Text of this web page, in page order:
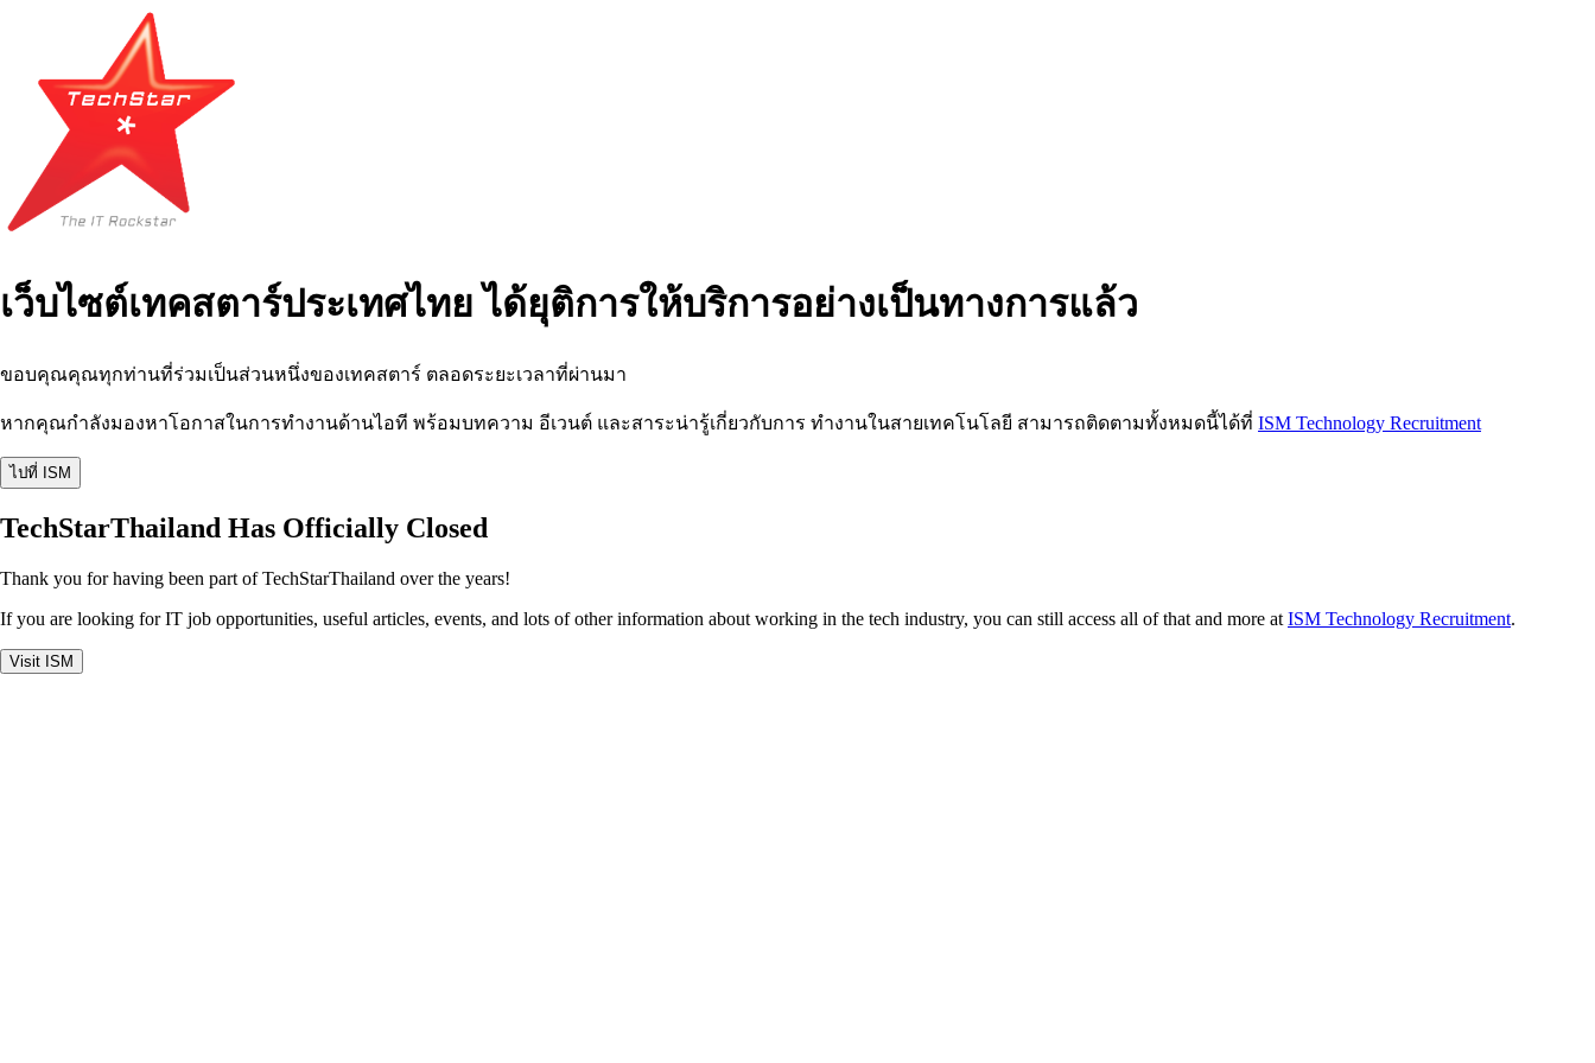
เว็บไซต์เทคสตาร์ประเทศไทย ได้ยุติการให้บริการอย่างเป็นทางการแล้ว
ขอบคุณคุณทุกท่านที่ร่วมเป็นส่วนหนึ่งของเทคสตาร์ ตลอดระยะเวลาที่ผ่านมา
หากคุณกำลังมองหาโอกาสในการทำงานด้านไอที พร้อมบทความ อีเวนต์ และสาระน่ารู้เกี่ยวกับการ ทำงานในสายเทคโนโลยี สามารถติดตามทั้งหมดนี้ได้ที่ ISM Technology Recruitment
ไปที่ ISM
TechStarThailand Has Officially Closed
Thank you for having been part of TechStarThailand over the years!
If you are looking for IT job opportunities, useful articles, events, and lots of other information about working in the tech industry, you can still access all of that and more at ISM Technology Recruitment.
Visit ISM